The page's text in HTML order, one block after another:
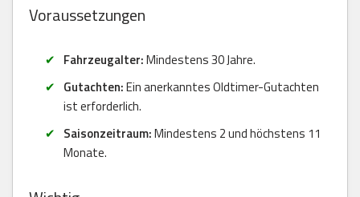
Voraussetzungen
Fahrzeugalter:Mindestens 30 Jahre.
Gutachten:Ein anerkanntes Oldtimer-Gutachten
ist erforderlich.
Saisonzeitraum:Mindestens 2 und höchstens 11
Monate.